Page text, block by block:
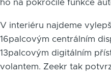
ho na pokročilé funkce
V interiéru najdeme
16palcovým centrálním
13palcovým digitálním
volantem. Zeekr tak